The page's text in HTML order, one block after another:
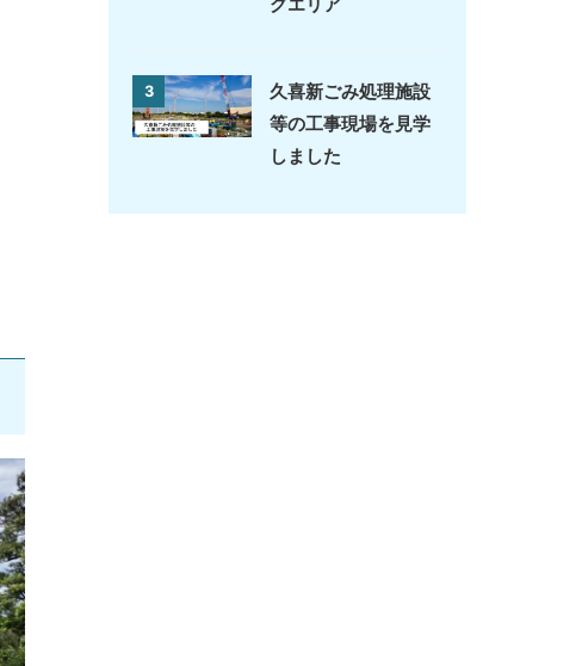
3
久喜新ごみ処理施設
等の工事現場を見学
しました